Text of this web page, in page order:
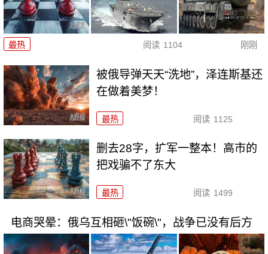
最热 阅读 1104 刚刚
被俄导弹天天“洗地”，泽连斯基还
在做着美梦！
最热 阅读 1125
删去28字，扩军一整本！高市的
把戏骗不了东大
最热 阅读 1499
电商哭晕：俄乌互相砸\"饭碗\"，战争已没有后方